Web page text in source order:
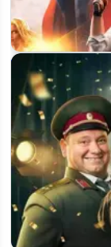
«The Boys» 5